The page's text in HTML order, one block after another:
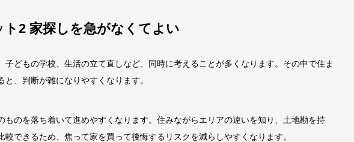
2 家探しを急がなくてよい
子どもの学校、生活の立て直しなど、同時に考えることが多くなります。その中で住ま
、判断が雑になりやすくなります。
ものを落ち着いて進めやすくなります。住みながらエリアの違いを知り、土地勘を持
較できるため、焦って家を買って後悔するリスクを減らしやすくなります。